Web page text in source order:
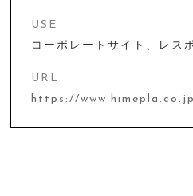
USE
コーポレートサイト、レス
URL
https://